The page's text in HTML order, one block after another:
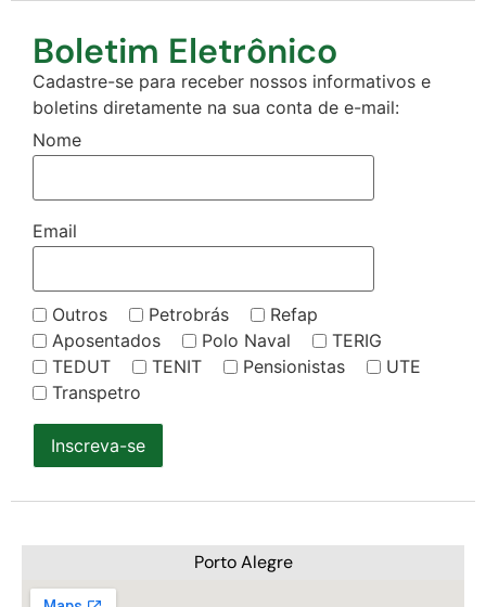
Boletim Eletrônico
Cadastre-se para receber nossos informativos e
boletins diretamente na sua conta de e-mail:
Nome
Email
Outros Petrobrás
Refap
Aposentados
Polo Naval
TERIG
TEDUT
TENIT Pensionistas
UTE
Transpetro
Inscreva-se
Porto Alegre